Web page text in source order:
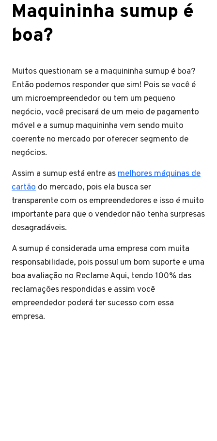
Maquininha sumup é
boa?
Muitos questionam se a maquininha sumup é boa?
Então podemos responder que sim! Pois se você é
um microempreendedor ou tem um pequeno
negócio, você precisará de um meio de pagamento
móvel e a sumup maquininha vem sendo muito
coerente no mercado por oferecer segmento de
negócios.
Assim a sumup está entre asmelhores máquinas de
cartão do mercado, pois ela busca ser
transparente com os empreendedores e isso é muito
importante para que o vendedor não tenha surpresas
desagradáveis.
A sumup é considerada uma empresa com muita
responsabilidade, pois possuí um bom suporte e uma
boa avaliação no Reclame Aqui, tendo 100% das
reclamações respondidas e assim você
empreendedor poderá ter sucesso com essa
empresa.